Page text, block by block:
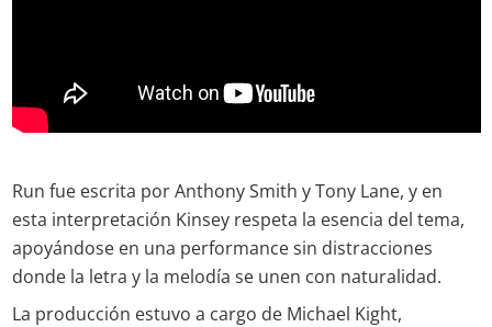
Run fue escrita por Anthony Smith y Tony Lane, y en
esta interpretación Kinsey respeta la esencia del tema,
apoyándose en una performance sin distracciones
donde la letra y la melodía se unen con naturalidad.
La producción estuvo a cargo de Michael Kight,